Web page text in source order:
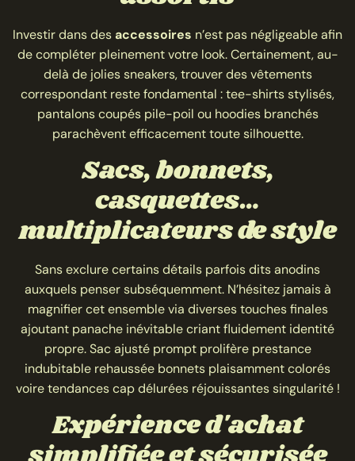
Investir dans desaccessoires n’est pas négligeable afin
de compléter pleinement votre look. Certainement, au-
delà de jolies sneakers, trouver des vêtements
correspondant reste fondamental : tee-shirts stylisés,
pantalons coupés pile-poil ou hoodies branchés
parachèvent efficacement toute silhouette.
Sacs, bonnets,
casquettes…
multiplicateurs de style
Sans exclure certains détails parfois dits anodins
auxquels penser subséquemment. N’hésitez jamais à
magnifier cet ensemble via diverses touches finales
ajoutant panache inévitable criant fluidement identité
propre. Sac ajusté prompt prolifère prestance
indubitable rehaussée bonnets plaisamment colorés
voire tendances cap délurées réjouissantes singularité !
Expérience d'achat